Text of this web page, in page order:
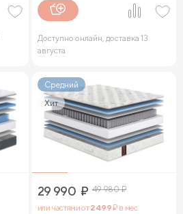
Доступно онлайн, доставка 13
августа
Средний
Хит
29 990 ₽ 49 980₽
или частями от2 499₽ в мес.